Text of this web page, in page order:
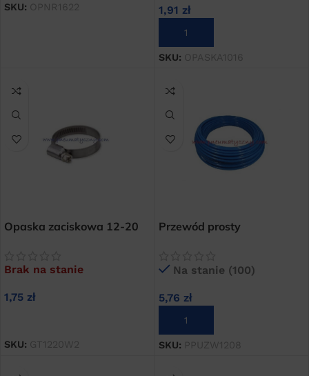
SKU: OPNR1622 1,91 zł
DODAJ DO KOSZYKA
SKU: OPASKA1016
Opaska zaciskowa 12-20
Brak na stanie
1,75 zł
SKU: GT1220W2
Przewód prosty
Na stanie (100)
5,76 zł
DODAJ DO KOSZYKA
SKU: PPUZW1208